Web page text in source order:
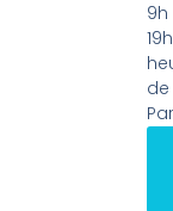
9h
19h
de